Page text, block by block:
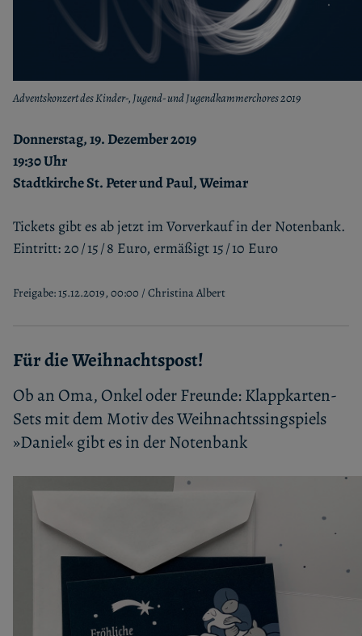
Adventskonzert des Kinder-, Jugend- und Jugendkammerchores 2019
Donnerstag, 19. Dezember 2019
19:30 Uhr
Stadtkirche St. Peter und Paul, Weimar
Tickets gibt es ab jetzt im Vorverkauf in der Notenbank.
Eintritt: 20 / 15 / 8 Euro, ermäßigt 15 / 10 Euro
Freigabe: 15.12.2019, 00:00 / Christina Albert
Für die Weihnachtspost!
Ob an Oma, Onkel oder Freunde: Klappkarten-
Sets mit dem Motiv des Weihnachtssingspiels
»Daniel« gibt es in der Notenbank